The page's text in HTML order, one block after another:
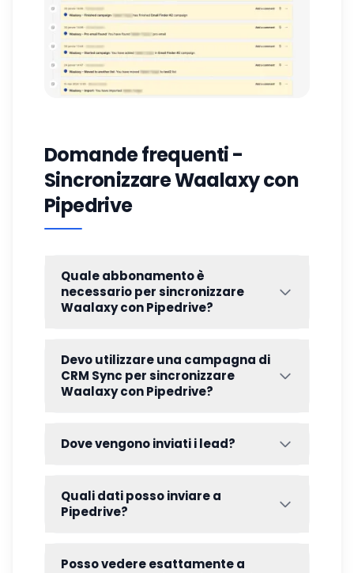
Domande frequenti -
Sincronizzare Waalaxy con
Pipedrive
Quale abbonamento è
necessario per sincronizzare
Waalaxy con Pipedrive?
richiede unabbonamento WaalaxyPro,
Advanced o Business.
Devo utilizzare una campagna di
CRM Sync per sincronizzare
Waalaxy con Pipedrive?
lead saranno definiti in base ai criteri
selezionati nelle impostazioni globali.
Dove vengono inviati i lead?
nella pipeline, si troveranno nella pipeline
selezionata. Altrimenti, si troveranno nella
Quali dati posso inviare a
Pipedrive?
sincronizzare 👇
Posso vedere esattamente a